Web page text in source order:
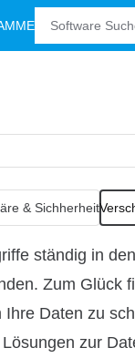
& Sichherheit
ständig in
Zum Glück
Daten zu
zur